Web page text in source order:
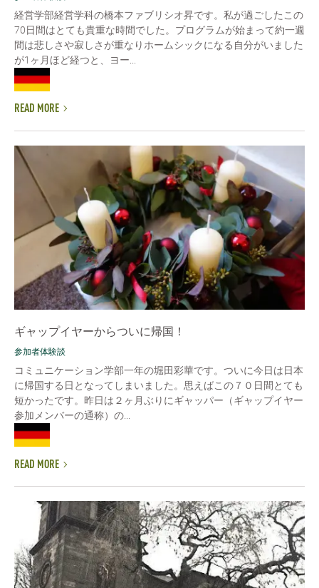
経営学部経営学科の橋本ファブリシオ昇です。私が過ごしたこの
70日間はとても貴重な時間でした。プログラムが始まって約一週
間は悲しさや寂しさが重なりホームシックになる自分がいました
が1ヶ月ほど経つと、ヨー...
READ MORE
ギャップイヤーからついに帰国！
参加者体験談
コミュニケーション学部一年の堀田彩華です。ついに今日は日本
に帰国する日となってしまいました。思えばこの７０日間とても
短かったです。昨日は２ヶ月ぶりにギャッパー（ギャップイヤー
参加メンバーの通称）の...
READ MORE